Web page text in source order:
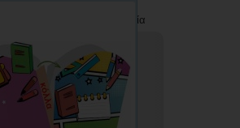
εκτύπωσης με την επωνυμία